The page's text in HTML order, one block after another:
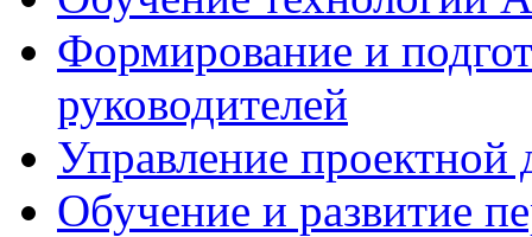
Формирование и
руководителей
Управление проектной
Обучение и развитие